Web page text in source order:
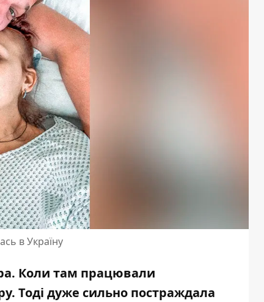
в Україну
Коли там працювали
Тоді дуже сильно постраждала